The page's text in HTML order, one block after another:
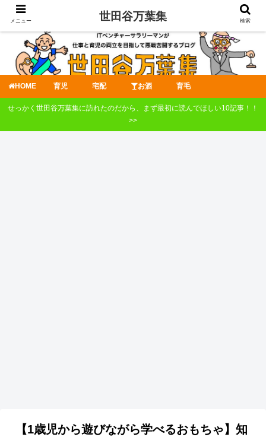
HOME 育児 宅配 お酒 育毛
せっかく世田谷万葉集に訪れたのだから、まず最初に読んでほしい10記事！！
>>
【1歳児から遊びながら学べるおもちゃ】知
メニュー 世田谷万葉集 検索